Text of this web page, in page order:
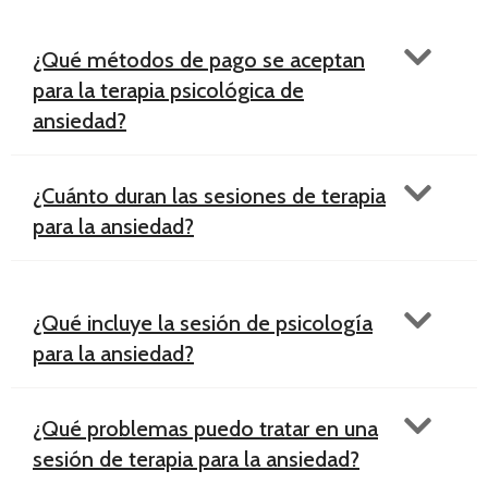
¿Qué métodos de pago se aceptan
para la terapia psicológica de
ansiedad?
¿Cuánto duran las sesiones de terapia
para la ansiedad?
¿Qué incluye la sesión de psicología
para la ansiedad?
¿Qué problemas puedo tratar en una
sesión de terapia para la ansiedad?